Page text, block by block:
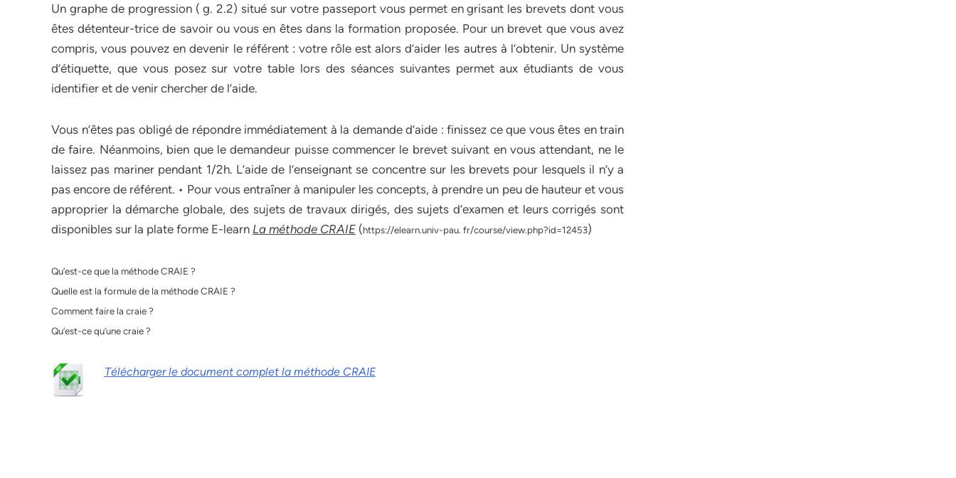
Un graphe de progression ( g. 2.2) situé sur votre passeport vous permet en grisant les brevets dont vous
êtes détenteur-trice de savoir ou vous en êtes dans la formation proposée. Pour un brevet que vous avez
compris, vous pouvez en devenir le référent : votre rôle est alors d’aider les autres à l’obtenir. Un système
d’étiquette, que vous posez sur votre table lors des séances suivantes permet aux étudiants de vous
identifier et de venir chercher de l’aide.
Vous n’êtes pas obligé de répondre immédiatement à la demande d’aide : finissez ce que vous êtes en train
de faire. Néanmoins, bien que le demandeur puisse commencer le brevet suivant en vous attendant, ne le
laissez pas mariner pendant 1/2h. L’aide de l’enseignant se concentre sur les brevets pour lesquels il n’y a
pas encore de référent. • Pour vous entraîner à manipuler les concepts, à prendre un peu de hauteur et vous
approprier la démarche globale, des sujets de travaux dirigés, des sujets d’examen et leurs corrigés sont
disponibles sur la plate forme E-learn La méthode CRAIE (https://elearn.univ-pau. fr/course/view.php?id=12453)
Qu’est-ce que la méthode CRAIE ?
Quelle est la formule de la méthode CRAIE ?
Comment faire la craie ?
Qu’est-ce qu’une craie ?
Télécharger le document complet la méthode CRAIE